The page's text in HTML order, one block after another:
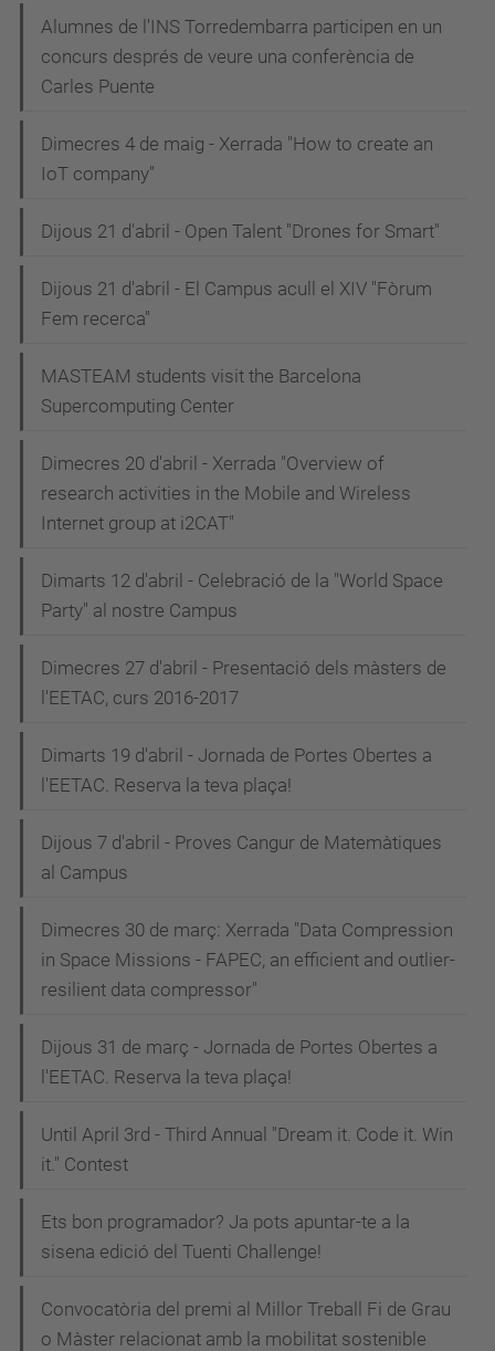
Alumnes de l'INS Torredembarra participen en un
concurs després de veure una conferència de
Carles Puente
Dimecres 4 de maig - Xerrada "How to create an
IoT company"
Dijous 21 d'abril - Open Talent "Drones for Smart"
Dijous 21 d'abril - El Campus acull el XIV "Fòrum
Fem recerca"
MASTEAM students visit the Barcelona
Supercomputing Center
Dimecres 20 d'abril - Xerrada "Overview of
research activities in the Mobile and Wireless
Internet group at i2CAT"
Dimarts 12 d'abril - Celebració de la "World Space
Party" al nostre Campus
Dimecres 27 d'abril - Presentació dels màsters de
l'EETAC, curs 2016-2017
Dimarts 19 d'abril - Jornada de Portes Obertes a
l'EETAC. Reserva la teva plaça!
Dijous 7 d'abril - Proves Cangur de Matemàtiques
al Campus
Dimecres 30 de març: Xerrada "Data Compression
in Space Missions - FAPEC, an efficient and outlier-
resilient data compressor"
Dijous 31 de març - Jornada de Portes Obertes a
l'EETAC. Reserva la teva plaça!
Until April 3rd - Third Annual "Dream it. Code it. Win
it." Contest
Ets bon programador? Ja pots apuntar-te a la
sisena edició del Tuenti Challenge!
Convocatòria del premi al Millor Treball Fi de Grau
o Màster relacionat amb la mobilitat sostenible